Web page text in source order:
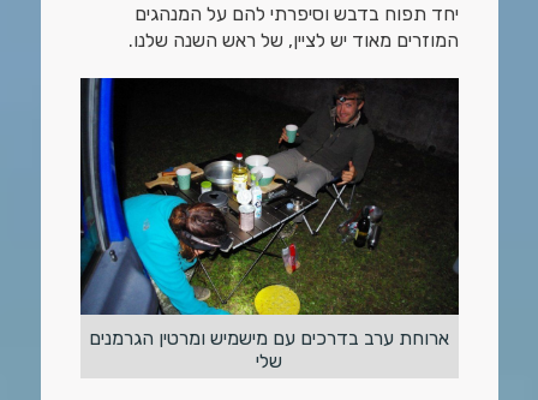
יחד תפוח בדבש וסיפרתי להם על המנהגים
המוזרים מאוד יש לציין, של ראש השנה שלנו.
ארוחת ערב בדרכים עם מישמיש ומרטין הגרמנים
שלי